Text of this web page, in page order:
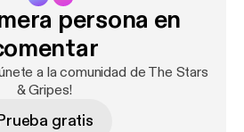
persona en
a la comunidad de The Stars
& Gripes!
gratis